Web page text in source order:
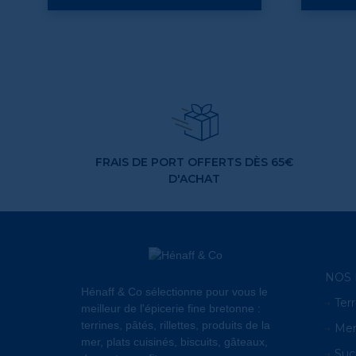
FRAIS DE PORT OFFERTS DÈS 65€
D'ACHAT
Hénaff & Co sélectionne pour vous le
meilleur de l'épicerie fine bretonne :
terrines, pâtés, rillettes, produits de la
mer, plats cuisinés, biscuits, gâteaux,
NOS
Mer